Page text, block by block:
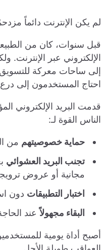
لم يكن الإنترنت دائماً
قبل سنوات، كان من
الإلكتروني عبر الإنترنت.
إلى ساحات معركة للتسويق
احتاج المستخدمون إلى
قدمت البريد الإلكتروني
الناس القوة لـ:
حماية خصوصيتهم من
تجنب البريد العشوائي
مجانية أو عروض
اختبار التطبيقات دون
البقاء مجهولاًعند
أصبح أداة يومية